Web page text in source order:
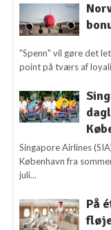
"Spenn" vil gøre det
point på tværs af
Singapore Airlines
København fra
juli...
På